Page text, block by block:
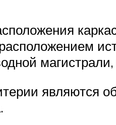
являются